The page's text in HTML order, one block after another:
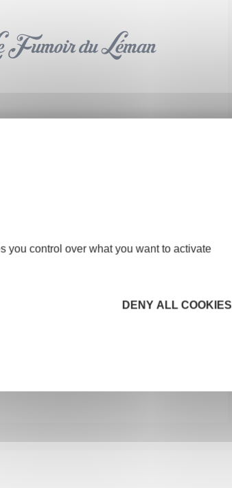
you control over what you want to activate
DENY ALL COOKIES